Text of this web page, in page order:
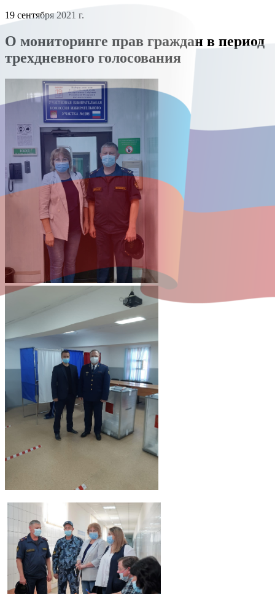
19 сентября 2021 г.
О мониторинге прав граждан в период
трехдневного голосования